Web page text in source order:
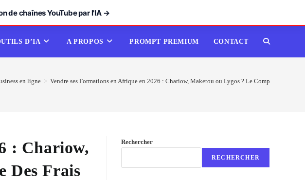
de chaînes YouTube par l'IA →
D’IA A PROPOS PROMPT PREMIUM CONTACT TOGGLE
en ligne > Vendre ses Formations en Afrique en 2026 : Chariow, Maketou ou Lygos ? Le Comparatif Ultime
: Chariow,
Des Frais
Rechercher
RECHERCHER